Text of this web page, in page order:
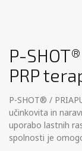
P-
PRP
P-SHOT® /
učinkovita in
uporabo lastnih
spolnosti je